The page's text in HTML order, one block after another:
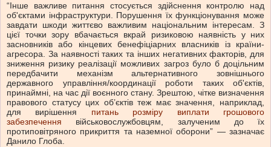
“Інше важливе питання стосується здійснення контролю над
об'єктами інфраструктури. Порушення їх функціонування може
завдати шкоди життєво важливим національним інтересам. З
цієї точки зору вбачається вкрай ризиковою наявність у них
засновників або кінцевих бенефіціарних власників із країни-
агресора. За наявності таких та інших негативних факторів, для
зниження ризику реалізації можливих загроз було б доцільним
передбачити механізм альтернативного зовнішнього
державного управління/координації роботи таких об'єктів,
принаймні, на час дії воєнного стану. Зрештою, чітке визначення
правового статусу цих об’єктів теж має значення, наприклад,
для вирішення питань розміру виплати грошового
забезпечення військовослужбовцям, залученим до їх
протиповітряного прикриття та наземної оборони” — зазначає
Данило Глоба.